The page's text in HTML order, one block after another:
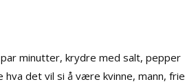
minutter, krydre med salt, pepper
det vil si å være kvinne, mann, frie